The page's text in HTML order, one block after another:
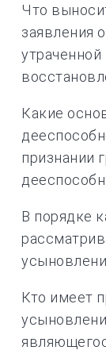
Что
заявления
Какие
признании
В порядке
Кто имеет